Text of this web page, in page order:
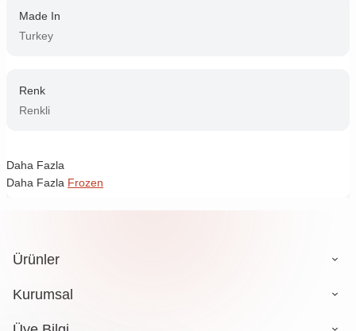
Made In
Turkey
Renk
Renkli
Daha Fazla
Daha Fazla Frozen
Ürünler
Kurumsal